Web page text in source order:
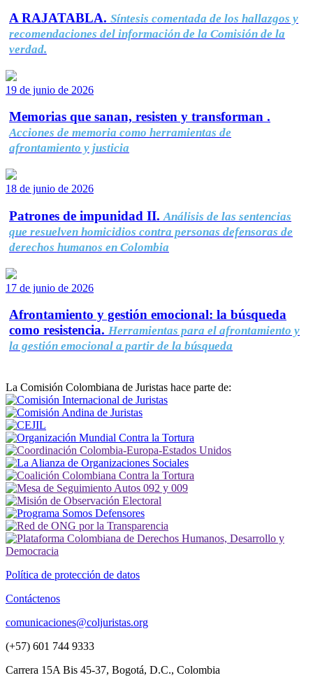
A RAJATABLA. Síntesis comentada de los hallazgos y
recomendaciones del información de la Comisión de la
verdad.
19 de junio de 2026
Memorias que sanan, resisten y transforman .
Acciones de memoria como herramientas de
afrontamiento y justicia
18 de junio de 2026
Patrones de impunidad II. Análisis de las sentencias
que resuelven homicidios contra personas defensoras de
derechos humanos en Colombia
17 de junio de 2026
Afrontamiento y gestión emocional: la búsqueda
como resistencia. Herramientas para el afrontamiento y
la gestión emocional a partir de la búsqueda
La Comisión Colombiana de Juristas hace parte de:
Política de protección de datos
Contáctenos
comunicaciones@coljuristas.org
(+57) 601 744 9333
Carrera 15A Bis 45-37, Bogotá, D.C., Colombia